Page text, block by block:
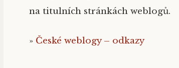
na titulních stránkách weblogů.
» České weblogy – odkazy